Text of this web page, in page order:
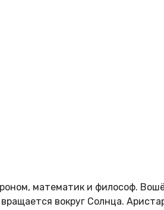
математик и философ.
вокруг Солнца.